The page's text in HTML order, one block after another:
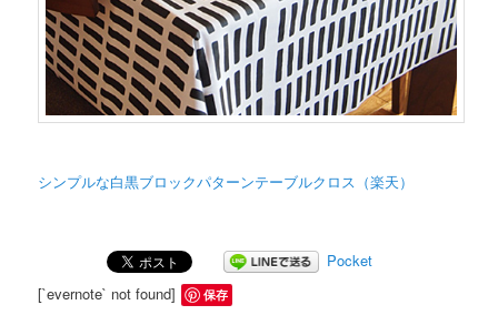
シンプルな白黒ブロックパターンテーブルクロス（楽天）
Pocket
[`evernote` not found]
保存